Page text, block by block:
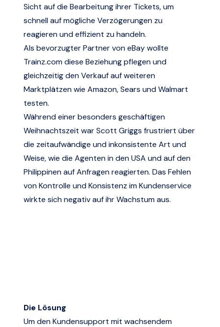
Sicht auf die Bearbeitung ihrer Tickets, um
schnell auf mögliche Verzögerungen zu
reagieren und effizient zu handeln.
Als bevorzugter Partner von eBay wollte
Trainz.comdiese Beziehung pflegen und
gleichzeitig den Verkauf auf weiteren
Marktplätzen wie Amazon, Sears und Walmart
testen.
Während einer besonders geschäftigen
Weihnachtszeit war Scott Griggs frustriert über
die zeitaufwändige und inkonsistente Art und
Weise, wie die Agenten in den USA und auf den
Philippinen auf Anfragen reagierten. Das Fehlen
von Kontrolle und Konsistenz im Kundenservice
wirkte sich negativ auf ihr Wachstum aus.
Die Lösung
Um den Kundensupport mit wachsendem